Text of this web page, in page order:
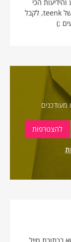
הכי
עדכניות. מוזמנים ומוזמנות להירשם לניוזלטר של teenk, לקבל
;)